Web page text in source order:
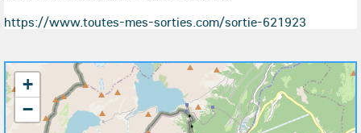
https://www.toutes-mes-sorties.com/sortie-621923
+
−